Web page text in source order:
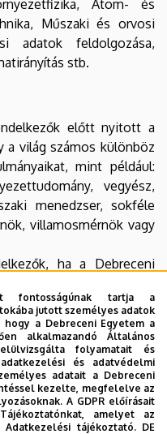
Atom- és
Műszaki és orvosi
adatok feldolgozása,
stb.
előtt nyitott a
a világ számos különböz
mint például:
vegyész,
menedzser, sokféle
villamosmérnök vagy
ha a Debreceni
anyagtudomány, a
a vegyészmérnök, a
MSc szakokat. A fizikus
izgalmas
fizikától a statisztikus
a részecskefizikán át
néhányat említsünk
fontosságúnak tartja a
jutott személyes adatok
a Debreceni Egyetem a
alkalmazandó Általános
folyamatait és
és adatvédelmi
adatait a Debreceni
kezelte, megfelelve az
A GDPR előírásait
amelyet az
Adatkezelési tájékoztató. DE